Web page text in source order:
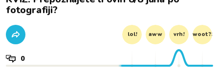
fotografiji?
lol! aww vrh! woot?!
0